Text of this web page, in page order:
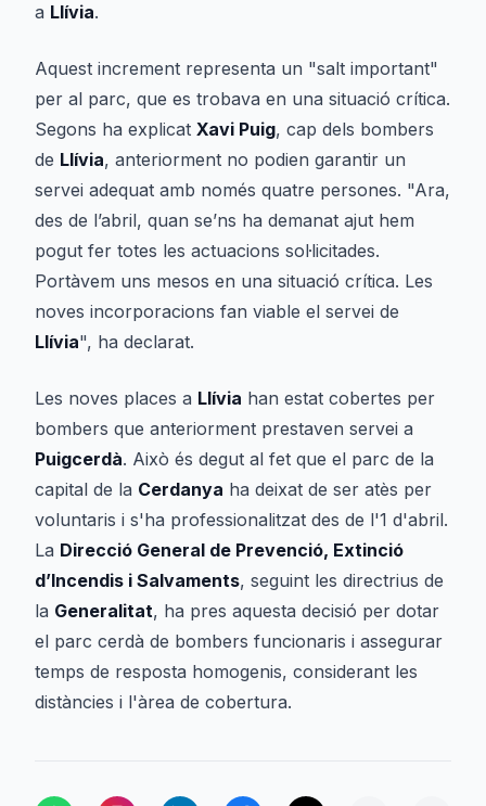
a Llívia.
Aquest increment representa un "salt important"
per al parc, que es trobava en una situació crítica.
Segons ha explicat Xavi Puig, cap dels bombers
de Llívia, anteriorment no podien garantir un
servei adequat amb només quatre persones. "Ara,
des de l’abril, quan se’ns ha demanat ajut hem
pogut fer totes les actuacions sol·licitades.
Portàvem uns mesos en una situació crítica. Les
noves incorporacions fan viable el servei de
Llívia", ha declarat.
Les noves places a Llívia han estat cobertes per
bombers que anteriorment prestaven servei a
Puigcerdà. Això és degut al fet que el parc de la
capital de la Cerdanya ha deixat de ser atès per
voluntaris i s'ha professionalitzat des de l'1 d'abril.
La Direcció General de Prevenció, Extinció
d’Incendis i Salvaments, seguint les directrius de
la Generalitat, ha pres aquesta decisió per dotar
el parc cerdà de bombers funcionaris i assegurar
temps de resposta homogenis, considerant les
distàncies i l'àrea de cobertura.